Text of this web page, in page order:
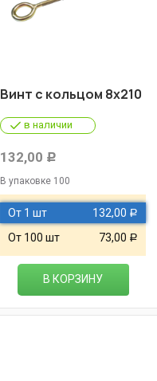
Винт с кольцом 8х210
в наличии
132,00 Р
В упаковке 100
От 1 шт 132,00 Р
От 100 шт 73,00 Р
В КОРЗИНУ